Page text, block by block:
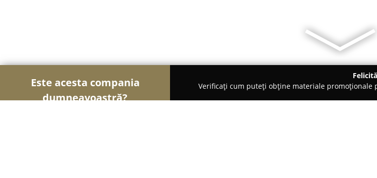
Este acesta compania
dumneavoastră?
Verificați cum puteți obține materiale promoționale